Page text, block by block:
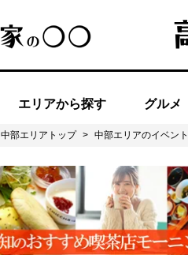
エリアから探す グルメ
中部エリアトップ > 中部エリアのイベン